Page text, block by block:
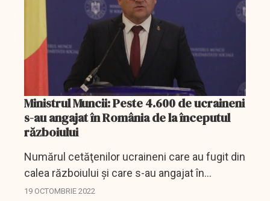
Ministrul Muncii: Peste 4.600 de ucraineni
s-au angajat în România de la începutul
războiului
Numărul cetăţenilor ucraineni care au fugit din
calea războiului şi care s-au angajat în
companiile româneşti a ajuns, miercuri, la
19 OCTOMBRIE 2022